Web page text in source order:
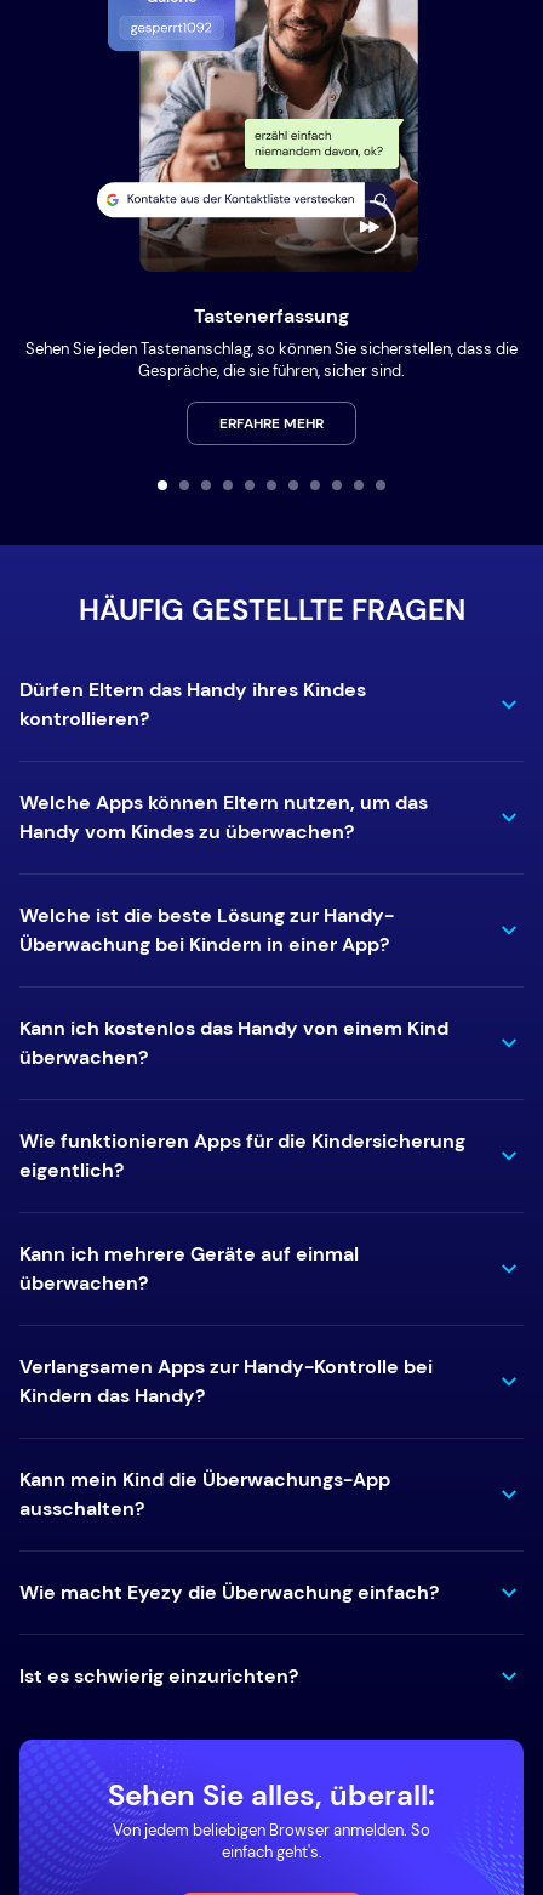
Tastenerfassung
Sehen Sie jeden Tastenanschlag, so können Sie sicherstellen, dass die
Gespräche, die sie führen, sicher sind.
ERFAHRE MEHR
HÄUFIG GESTELLTE FRAGEN
Dürfen Eltern das Handy ihres Kindes
kontrollieren?
Welche Apps können Eltern nutzen, um das
Handy vom Kindes zu überwachen?
Welche ist die beste Lösung zur Handy-
Überwachung bei Kindern in einer App?
Kann ich kostenlos das Handy von einem Kind
überwachen?
Wie funktionieren Apps für die Kindersicherung
eigentlich?
Kann ich mehrere Geräte auf einmal
überwachen?
Verlangsamen Apps zur Handy-Kontrolle bei
Kindern das Handy?
Kann mein Kind die Überwachungs-App
ausschalten?
Wie macht Eyezy die Überwachung einfach?
Ist es schwierig einzurichten?
Sehen Sie alles, überall:
Von jedem beliebigen Browser anmelden. So
einfach geht's.